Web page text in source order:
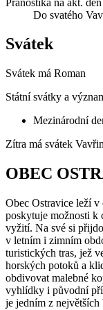
Do svatého
Svátek
Svátek má Roman
Státní svátky a
Mezinárodní
Zítra má svátek
OBEC
Obec Ostravice leží v
poskytuje možnosti k
vyžití. Na své si
v letním i zimním
turistických tras, jež
horských potoků a
obdivovat malebné
vyhlídky i původní
je jedním z největších